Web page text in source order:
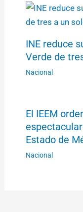
INE reduce
Verde de
Nacional
El IEEM
Estado de
Nacional